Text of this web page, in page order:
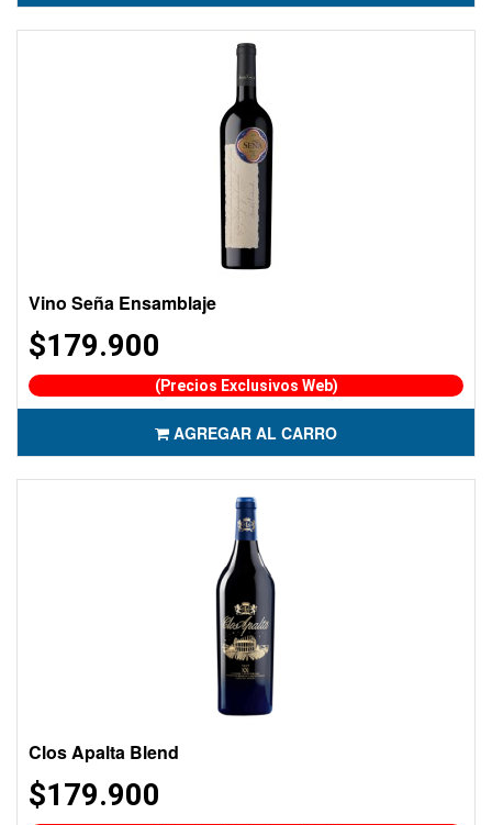
Vino Seña Ensamblaje
$179.900
(Precios Exclusivos Web)
AGREGAR AL CARRO
Clos Apalta Blend
$179.900